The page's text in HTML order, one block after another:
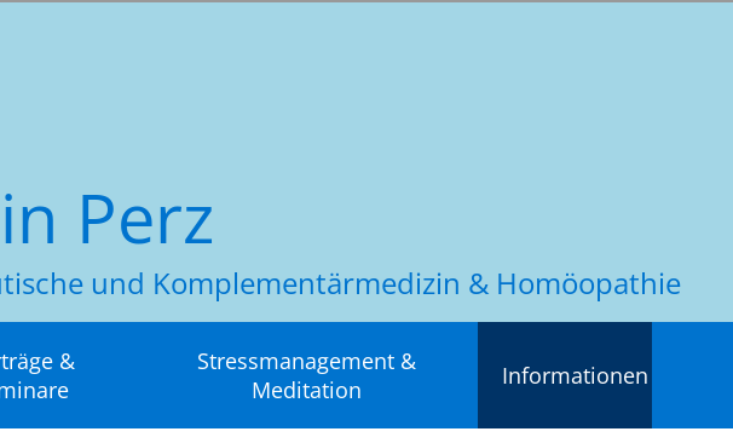
Perz
und Komplementärmedizin & Homöopathie
&
Stressmanagement &
Meditation
Informationen